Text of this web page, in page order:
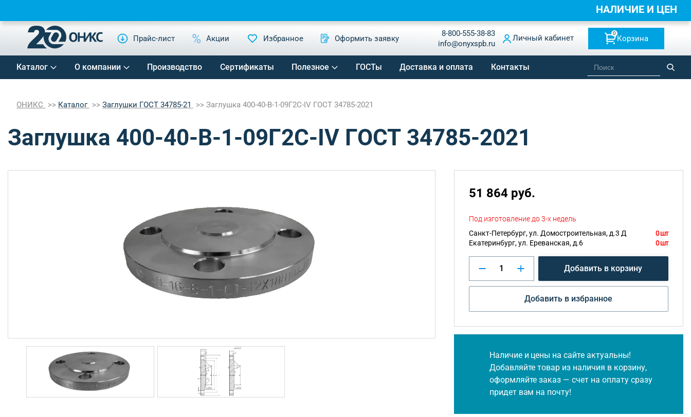
Прайс-лист Акции Избранное Оформить заявку
8-800-555-38-83
info@onyxspb.ru
Личный кабинет
0
Корзина
Каталог О компании Производство Сертификаты Полезное ГОСТы Доставка и оплата Контакты
ОНИКС Каталог Заглушки ГОСТ 34785-21 Заглушка 400-40-B-1-09Г2С-IV ГОСТ 34785-2021
Заглушка 400-40-B-1-09Г2С-IV ГОСТ 34785-2021
51 864 руб.
Под изготовление до 3-х недель
Санкт-Петербург, ул. Домостроительная, д.3 Д
0 шт
Екатеринбург, ул. Ереванская, д.6
0 шт
Добавить в корзину
Добавить в избранное
Наличие и цены на сайте актуальны!
Добавляйте товар из наличия в корзину,
оформляйте заказ — счет на оплату сразу
придет вам на почту!
НАЛИЧИЕ И